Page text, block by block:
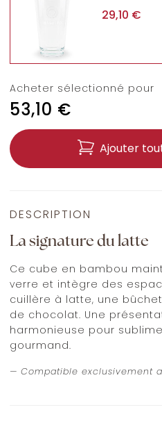
29,10 €
Acheter sélectionné pour
53,10 €
Ajouter
DESCRIPTION
La signature du latte
Ce cube en bambou
verre et intègre des
cuillère à latte, une
de chocolat. Une
harmonieuse pour
gourmand.
— Compatible exclusivement